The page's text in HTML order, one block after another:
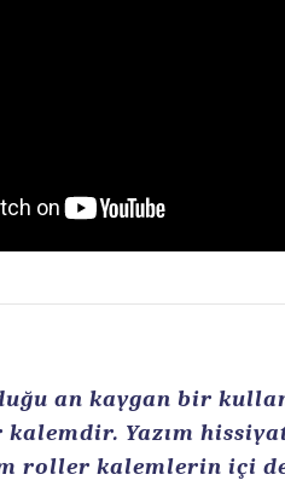
an kaygan bir
Yazım
roller kalemlerin içi